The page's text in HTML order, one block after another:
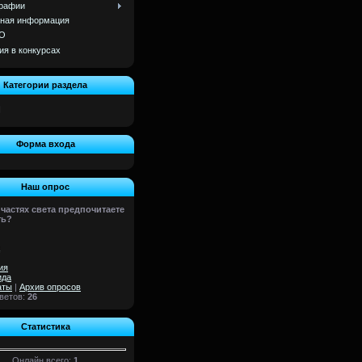
информация
в конкурсах
Категории раздела
Форма входа
Наш опрос
света предпочитаете
| Архив опросов
26
Статистика